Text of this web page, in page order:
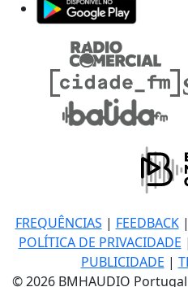
FREQUÊNCIAS | FEEDBACK|
POLÍTICA DE PRIVACIDADE |
PUBLICIDADE |
© 2026 BMHAUDIO